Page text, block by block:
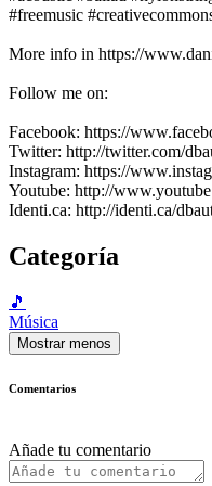
#freemusic
More info in https://
Follow me on:
Facebook: https://
Twitter: http://twitter.com/
Instagram: https://
Youtube: http://
Identi.ca: http://identi.ca/
Categoría
🎵
Música
Mostrar menos
Comentarios
Añade tu comentario